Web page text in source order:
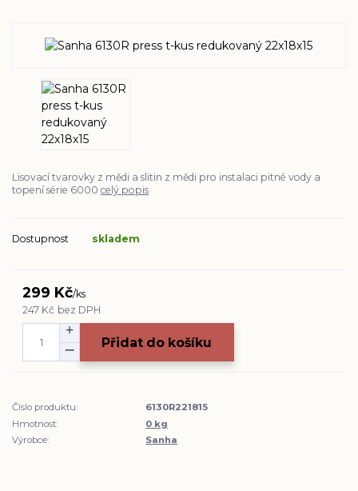
Lisovací tvarovky z mědi a slitin z mědi pro instalaci pitné vody a
topení série 6000 celý popis
Dostupnost skladem
299 Kč/ks
247 Kč bez DPH
Přidat do košíku
Číslo produktu:
6130R221815
Hmotnost:
0 kg
Výrobce:
Sanha